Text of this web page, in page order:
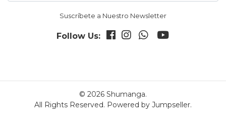
Suscríbete a Nuestro Newsletter
Follow Us:
© 2026 Shumanga.
All Rights Reserved. Powered by Jumpseller.